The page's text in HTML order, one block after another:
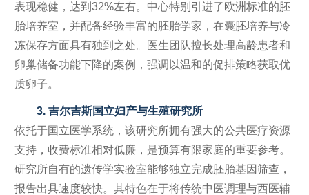
表现稳健，达到32%左右。中心特别引进了欧洲标准的胚
胎培养室，并配备经验丰富的胚胎学家，在囊胚培养与冷
冻保存方面具有独到之处。医生团队擅长处理高龄患者和
卵巢储备功能下降的案例，强调以温和的促排策略获取优
质卵子。
3. 吉尔吉斯国立妇产与生殖研究所
依托于国立医学系统，该研究所拥有强大的公共医疗资源
支持，收费标准相对低廉，是预算有限家庭的重要参考。
研究所自有的遗传学实验室能够独立完成胚胎基因筛查，
报告出具速度较快。其特色在于将传统中医调理与西医辅